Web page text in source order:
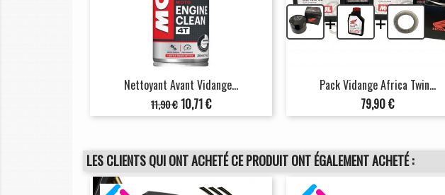
Nettoyant Avant Vidange...
Prix
de
11,90 €Prix
10,71 €
+ +
Pack Vidange Africa Twin...
Prix
79,90 €
LES CLIENTS QUI ONT ACHETÉ CE PRODUIT ONT ÉGALEMENT ACHETÉ :